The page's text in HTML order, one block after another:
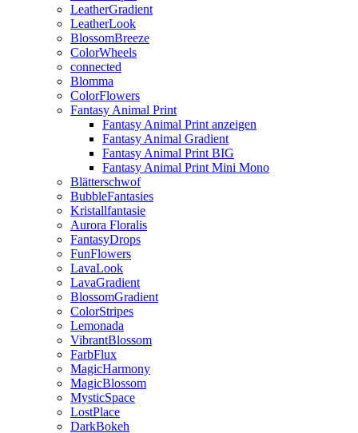
LeatherGradient
LeatherLook
BlossomBreeze
ColorWheels
connected
Blomma
ColorFlowers
Fantasy Animal Print
Fantasy Animal Print anzeigen
Fantasy Animal Gradient
Fantasy Animal Print BIG
Fantasy Animal Print Mini Mono
Blätterschwof
BubbleFantasies
Kristallfantasie
Aurora Floralis
FantasyDrops
FunFlowers
LavaLook
LavaGradient
BlossomGradient
ColorStripes
Lemonada
VibrantBlossom
FarbFlux
MagicHarmony
MagicBlossom
MysticSpace
LostPlace
DarkBokeh